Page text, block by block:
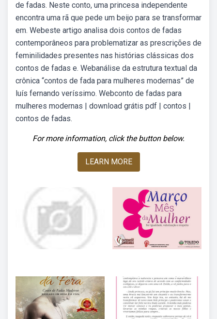
de fadas. Neste conto, uma princesa independente
encontra uma rã que pede um beijo para se transformar
em. Webeste artigo analisa dois contos de fadas
contemporâneos para problematizar as prescrições de
feminilidades presentes nas histórias clássicas dos
contos de fadas e. Webanálise da estrutura textual da
crônica “contos de fada para mulheres modernas” de
luís fernando veríssimo. Webconto de fadas para
mulheres modernas | download grátis pdf | contos |
contos de fadas.
For more information, click the button below.
LEARN MORE